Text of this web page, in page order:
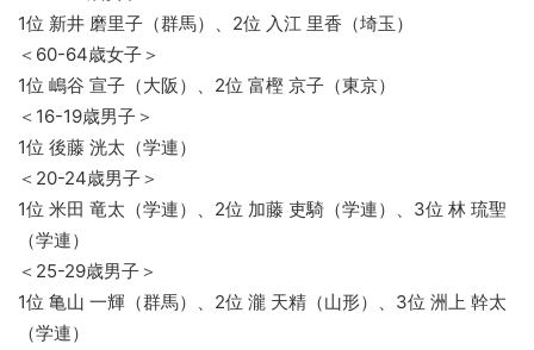
1位 新井 磨里子（群馬）、2位 入江 里香（埼玉）
＜60-64歳女子＞
1位 嶋谷 宣子（大阪）、2位 富樫 京子（東京）
＜16-19歳男子＞
1位 後藤 洸太（学連）
＜20-24歳男子＞
1位 米田 竜太（学連）、2位 加藤 吏騎（学連）、3位 林 琉聖
（学連）
＜25-29歳男子＞
1位 亀山 一輝（群馬）、2位 瀧 天精（山形）、3位 洲上 幹太
（学連）